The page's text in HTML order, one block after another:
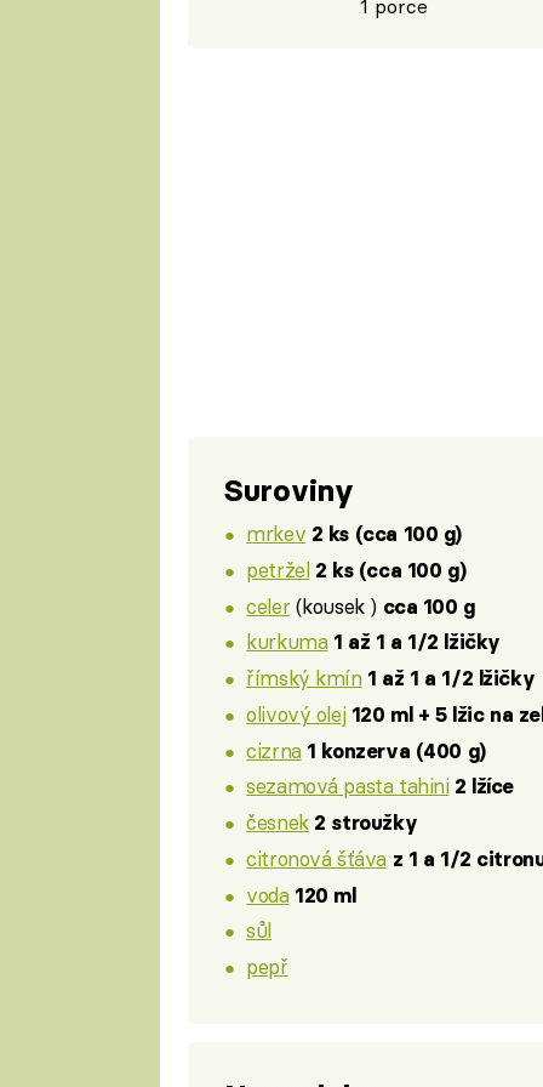
1 porce
Suroviny
mrkev 2 ks (cca 100 g)
petržel 2 ks (cca 100 g)
celer(kousek ) cca 100 g
kurkuma 1 až 1 a 1/2 lžičky
římský kmín 1 až 1 a 1/2 lžičky
olivový olej 120 ml + 5 lžic na
cizrna 1 konzerva (400 g)
sezamová pasta tahini 2 lžíce
česnek 2 stroužky
citronová šťáva z 1 a 1/2
voda 120 ml
sůl
pepř